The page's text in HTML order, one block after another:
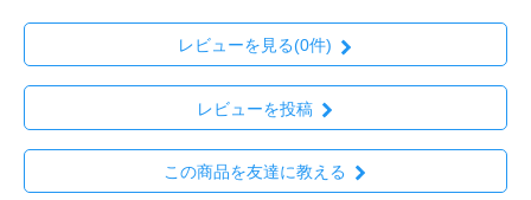
レビューを見る(0件)
レビューを投稿
この商品を友達に教える